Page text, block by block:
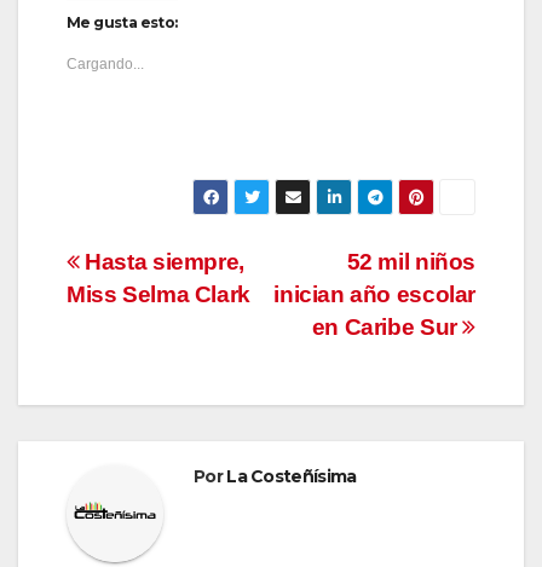
Me gusta esto:
Cargando...
Navegación
52 mil niños
inician año escolar
en Caribe Sur
Hasta siempre,
Miss Selma Clark
PorLa Costeñísima